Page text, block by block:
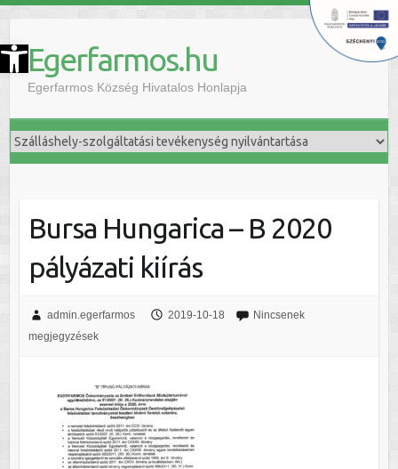
Eszköztár megnyitása Egerfarmos.hu
Egerfarmos Község Hivatalos Honlapja
Bursa Hungarica – B 2020
pályázati kiírás
admin.egerfarmos 2019-10-18
Nincsenek
megjegyzések